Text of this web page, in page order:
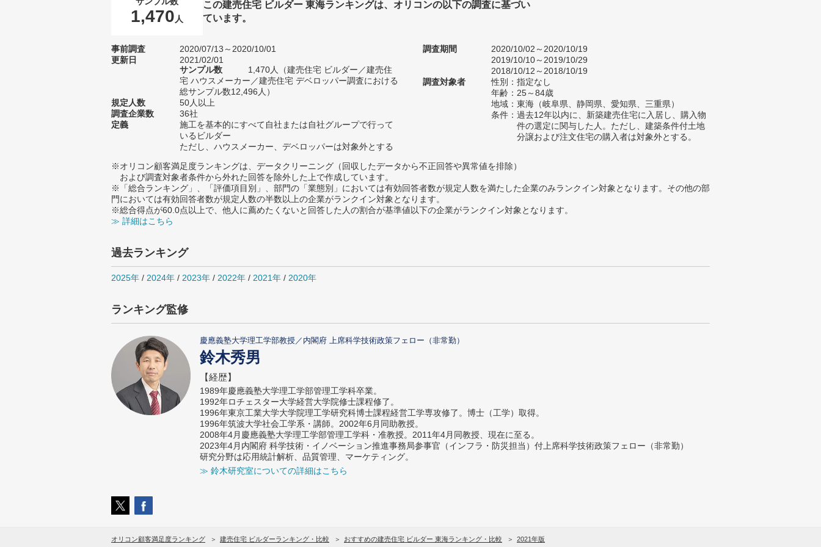
1,470 人
この建売住宅 ビルダー 東海ランキングは、オリコンの以下の調査に基づい
ています。
事前調査
2020/07/13～2020/10/01
更新日
2021/02/01
サンプル数
1,470人（建売住宅 ビルダー／建売住
宅 ハウスメーカー／建売住宅 デベロッパー調査における
総サンプル数12,496人）
規定人数
50人以上
調査企業数
36社
定義
施工を基本的にすべて自社または自社グループで行って
いるビルダー
ただし、ハウスメーカー、デベロッパーは対象外とする
調査期間
2020/10/02～2020/10/19
2019/10/10～2019/10/29
2018/10/12～2018/10/19
調査対象者
性別：指定なし
年齢：25～84歳
地域：東海（岐阜県、静岡県、愛知県、三重県）
条件：過去12年以内に、新築建売住宅に入居し、購入物
件の選定に関与した人。ただし、建築条件付土地
分譲および注文住宅の購入者は対象外とする。
※オリコン顧客満足度ランキングは、データクリーニング（回収したデータから不正回答や異常値を排除）
および調査対象者条件から外れた回答を除外した上で作成しています。
※「総合ランキング」、「評価項目別」、部門の「業態別」においては有効回答者数が規定人数を満たした企業のみランクイン対象となります。その他の部
門においては有効回答者数が規定人数の半数以上の企業がランクイン対象となります。
※総合得点が60.0点以上で、他人に薦めたくないと回答した人の割合が基準値以下の企業がランクイン対象となります。
≫ 詳細はこちら
過去ランキング
2025年 / 2024年 / 2023年 / 2022年 / 2021年 / 2020年
ランキング監修
慶應義塾大学理工学部教授／内閣府 上席科学技術政策フェロー（非常勤）
鈴木秀男
【経歴】
1989年慶應義塾大学理工学部管理工学科卒業。
1992年ロチェスター大学経営大学院修士課程修了。
1996年東京工業大学大学院理工学研究科博士課程経営工学専攻修了。博士（工学）取得。
1996年筑波大学社会工学系・講師。2002年6月同助教授。
2008年4月慶應義塾大学理工学部管理工学科・准教授。2011年4月同教授、現在に至る。
2023年4月内閣府 科学技術・イノベーション推進事務局参事官（インフラ・防災担当）付上席科学技術政策フェロー（非常勤）
研究分野は応用統計解析、品質管理、マーケティング。
≫ 鈴木研究室についての詳細はこちら
オリコン顧客満足度ランキング 建売住宅 ビルダーランキング・比較 おすすめの建売住宅 ビルダー 東海ランキング・比較 2021年版